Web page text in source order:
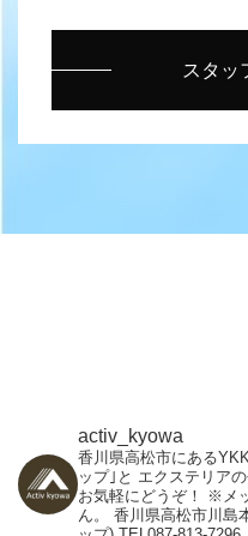
スタッ
activ_kyowa
香川県高松市にある
ップ｣と エクステリアの
お気軽にどうぞ！
※メ
ん。
香川県高松市川島